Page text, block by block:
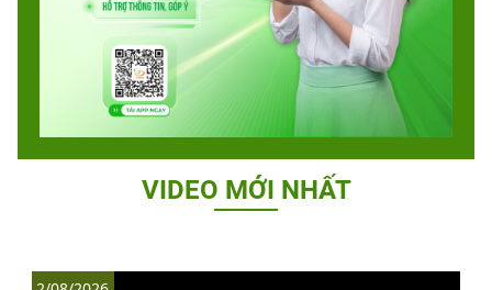
VIDEO MỚI NHẤT